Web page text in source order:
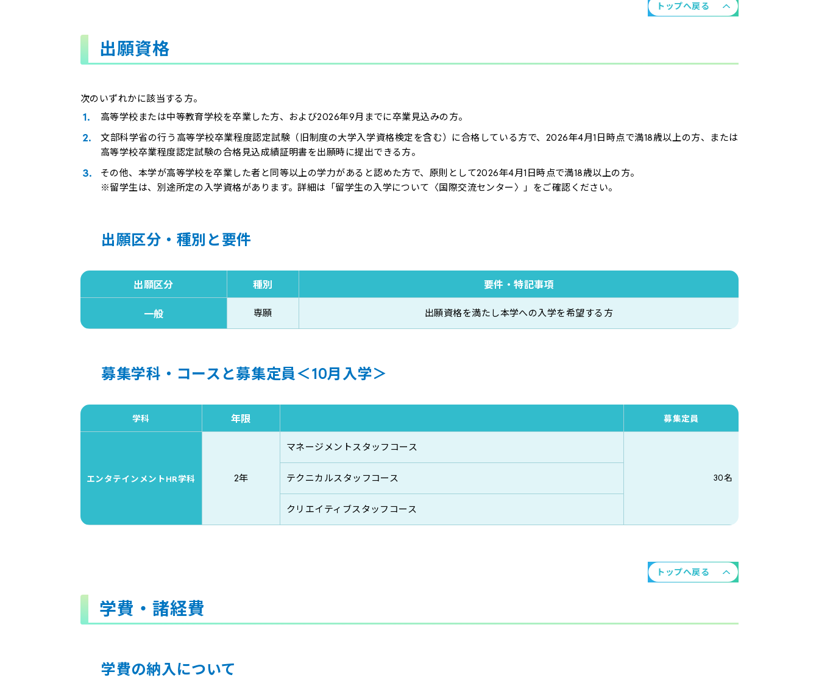
トップへ戻る
出願資格
次のいずれかに該当する方。
高等学校または中等教育学校を卒業した方、および2026年9月までに卒業見込みの方。
文部科学省の行う高等学校卒業程度認定試験（旧制度の大学入学資格検定を含む）に合格している方で、2026年4月1日時点で満18歳以上の方、または
高等学校卒業程度認定試験の合格見込成績証明書を出願時に提出できる方。
その他、本学が高等学校を卒業した者と同等以上の学力があると認めた方で、原則として2026年4月1日時点で満18歳以上の方。
※留学生は、別途所定の入学資格があります。詳細は「留学生の入学について〈国際交流センター〉 」をご確認ください。
出願区分・種別と要件
出願区分 種別 要件・特記事項
一般 専願 出願資格を満たし本学への入学を希望する方
募集学科・コースと募集定員＜10月入学＞
学科 年限 募集定員
エンタテインメントHR学科 2年
マネージメントスタッフコース
30名
テクニカルスタッフコース
クリエイティブスタッフコース
トップへ戻る
学費・諸経費
学費の納入について